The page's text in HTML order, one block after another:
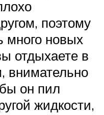
поэтому
много новых
отдыхаете в
внимательно
он пил
жидкости,